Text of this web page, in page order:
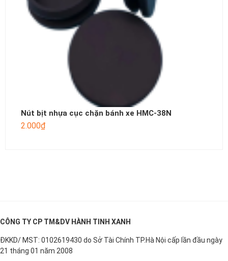
Nút bịt nhựa cục chặn bánh xe HMC-38N
2.000₫
CÔNG TY CP TM&DV HÀNH TINH XANH
ĐKKD/ MST: 0102619430 do Sở Tài Chính TP.Hà Nội cấp lần đầu ngày
21 tháng 01 năm 2008